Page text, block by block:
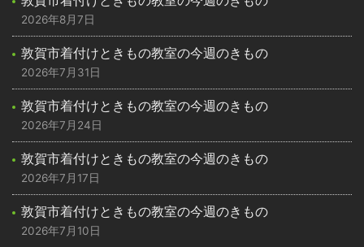
2026年8月7日
敦賀市着付けときもの教室の今週のきもの
2026年7月31日
敦賀市着付けときもの教室の今週のきもの
2026年7月24日
敦賀市着付けときもの教室の今週のきもの
2026年7月17日
敦賀市着付けときもの教室の今週のきもの
2026年7月10日